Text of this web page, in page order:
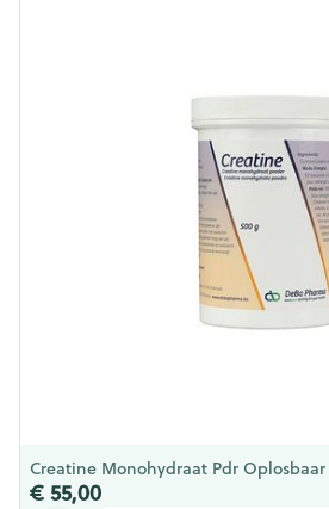
Dieetbeperkingen
Vegan,
allergenen
Creatine Monohydraat Pdr Oplosbaar
€ 55,00